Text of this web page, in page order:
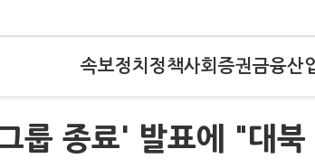
속보정치 정책사회 증권금융산
룹 종료' 발표에 "대북